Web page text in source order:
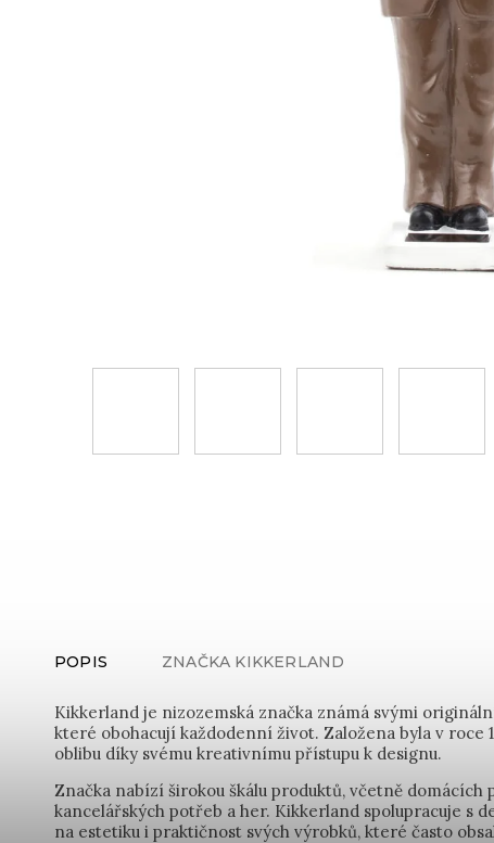
POPIS ZNAČKA KIKKERLAND
Kikkerland je nizozemská značka známá svými
které obohacují každodenní život. Založena byla v roce
oblibu díky svému kreativnímu přístupu k designu.
Značka nabízí širokou škálu produktů, včetně domácích
kancelářských potřeb a her. Kikkerland spolupracuje s
na estetiku i praktičnost svých výrobků, které často